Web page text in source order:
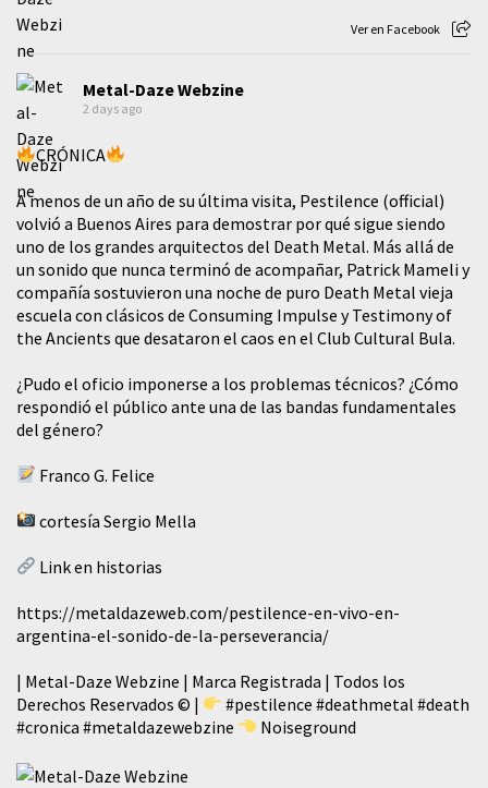
Ver en Facebook
Metal-Daze Webzine
2 days ago
CRÓNICA
A menos de un año de su última visita, Pestilence (official)
volvió a Buenos Aires para demostrar por qué sigue siendo
uno de los grandes arquitectos del Death Metal. Más allá de
un sonido que nunca terminó de acompañar, Patrick Mameli y
compañía sostuvieron una noche de puro Death Metal vieja
escuela con clásicos de Consuming Impulse y Testimony of
the Ancients que desataron el caos en el Club Cultural Bula.
¿Pudo el oficio imponerse a los problemas técnicos? ¿Cómo
respondió el público ante una de las bandas fundamentales
del género?
Franco G. Felice
cortesía Sergio Mella
Link en historias
https://metaldazeweb.com/pestilence-en-vivo-en-
argentina-el-sonido-de-la-perseverancia/
| Metal-Daze Webzine | Marca Registrada | Todos los
Derechos Reservados © |
#pestilence #deathmetal #death
#cronica #metaldazewebzine Noiseground